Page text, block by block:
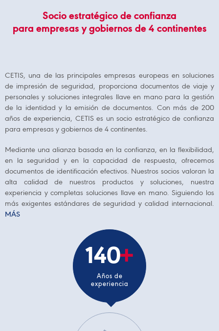
Socio estratégico de confianza
para empresas y gobiernos de 4 continentes
CETIS, una de las principales empresas europeas en soluciones
de impresión de seguridad, proporciona documentos de viaje y
personales y soluciones integrales llave en mano para la gestión
de la identidad y la emisión de documentos. Con más de 200
años de experiencia, CETIS es un socio estratégico de confianza
para empresas y gobiernos de 4 continentes.
Mediante una alianza basada en la confianza, en la flexibilidad,
en la seguridad y en la capacidad de respuesta, ofrecemos
documentos de identificación efectivos. Nuestros socios valoran la
alta calidad de nuestros productos y soluciones, nuestra
experiencia y completas soluciones llave en mano. Siguiendo los
más exigentes estándares de seguridad y calidad internacional.
MÁS
194+
Años de
experiencia